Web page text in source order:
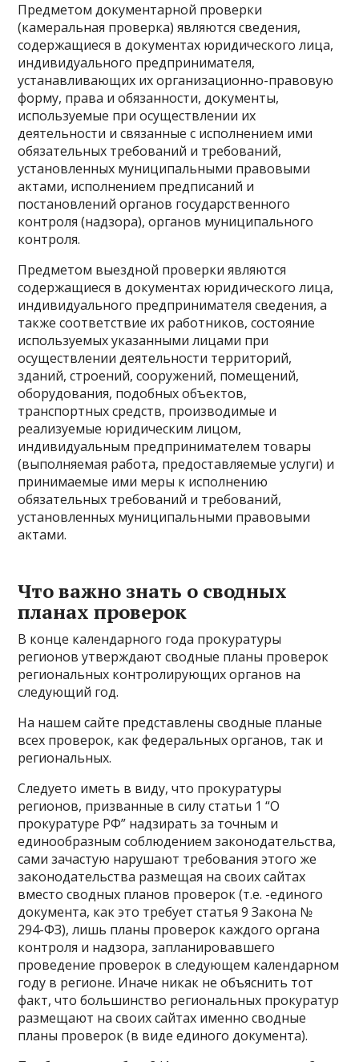
Предметом документарной проверки
(камеральная проверка) являются сведения,
содержащиеся в документах юридического лица,
индивидуального предпринимателя,
устанавливающих их организационно-правовую
форму, права и обязанности, документы,
используемые при осуществлении их
деятельности и связанные с исполнением ими
обязательных требований и требований,
установленных муниципальными правовыми
актами, исполнением предписаний и
постановлений органов государственного
контроля (надзора), органов муниципального
контроля.
Предметом выездной проверки являются
содержащиеся в документах юридического лица,
индивидуального предпринимателя сведения, а
также соответствие их работников, состояние
используемых указанными лицами при
осуществлении деятельности территорий,
зданий, строений, сооружений, помещений,
оборудования, подобных объектов,
транспортных средств, производимые и
реализуемые юридическим лицом,
индивидуальным предпринимателем товары
(выполняемая работа, предоставляемые услуги) и
принимаемые ими меры к исполнению
обязательных требований и требований,
установленных муниципальными правовыми
актами.
Что важно знать о сводных
планах проверок
В конце календарного года прокуратуры
регионов утверждают сводные планы проверок
региональных контролирующих органов на
следующий год.
На нашем сайте представлены сводные планые
всех проверок, как федеральных органов, так и
региональных.
Следуето иметь в виду, что прокуратуры
регионов, призванные в силу статьи 1 “О
прокуратуре РФ” надзирать за точным и
единообразным соблюдением законодательства,
сами зачастую нарушают требования этого же
законодательства размещая на своих сайтах
вместо сводных планов проверок (т.е. -единого
документа, как это требует статья 9 Закона №
294-ФЗ), лишь планы проверок каждого органа
контроля и надзора, запланировавшего
проведение проверок в следующем календарном
году в регионе. Иначе никак не объяснить тот
факт, что большинство региональных прокуратур
размещают на своих сайтах именно сводные
планы проверок (в виде единого документа).